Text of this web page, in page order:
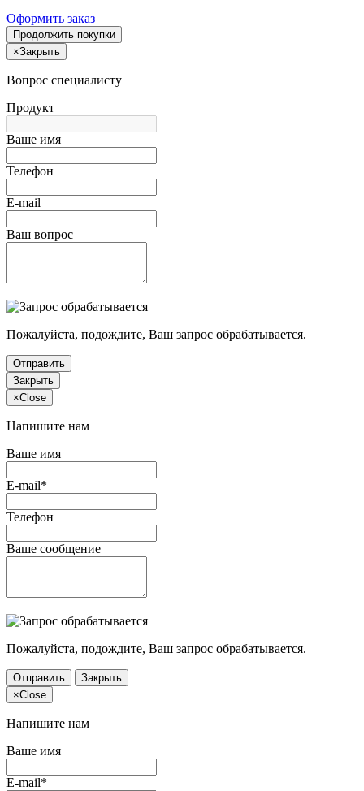
Оформить заказ
Продолжить покупки
×Закрыть
Вопрос специалисту
Продукт
Ваше имя
Телефон
E-mail
Ваш вопрос
Пожалуйста, подождите, Ваш запрос обрабатывается.
Отправить
Закрыть
×Close
Напишите нам
Ваше имя
E-mail*
Телефон
Ваше сообщение
Пожалуйста, подождите, Ваш запрос обрабатывается.
Отправить
Закрыть
×Close
Напишите нам
Ваше имя
E-mail*